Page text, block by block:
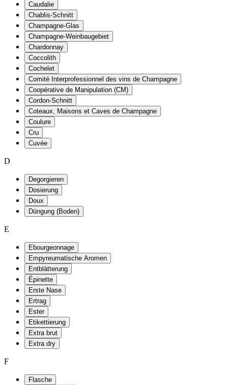
Caudalie
Chablis-Schnitt
Champagne-Glas
Champagne-Weinbaugebiet
Chardonnay
Coccolith
Cochelet
Comité Interprofessionnel des vins de Champagne
Coopérative de Manipulation (CM)
Cordon-Schnitt
Coteaux, Maisons et Caves de Champagne
Coulure
Cru
Cuvée
D
Degorgieren
Dosierung
Doux
Düngung (Boden)
E
Ebourgeonnage
Empyreumatische Aromen
Entblätterung
Épinette
Erste Nase
Ertrag
Ester
Etikettierung
Extra brut
Extra dry
F
Flasche